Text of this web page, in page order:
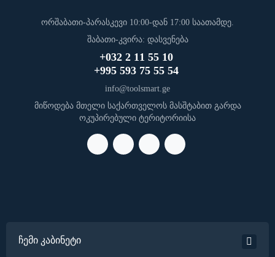
ორშაბათი-პარასკევი 10:00-დან 17:00 საათამდე.
შაბათი-კვირა: დასვენება
+032 2 11 55 10
+995 593 75 55 54
info@toolsmart.ge
მიწოდება მთელი საქართველოს მასშტაბით გარდა
ოკუპირებული ტერიტორიისა
ჩემი კაბინეტი